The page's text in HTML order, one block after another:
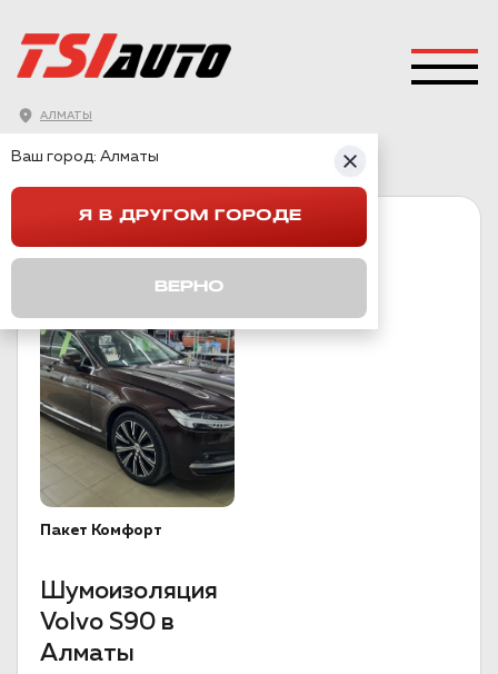
АЛМАТЫ
Пакет Комфорт
Шумоизоляция
Volvo S90 в
Алматы
Ваш город: Алматы
Я В ДРУГОМ ГОРОДЕ
ВЕРНО